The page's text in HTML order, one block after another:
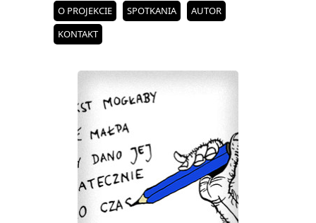
O PROJEKCIE SPOTKANIA
AUTOR
KONTAKT